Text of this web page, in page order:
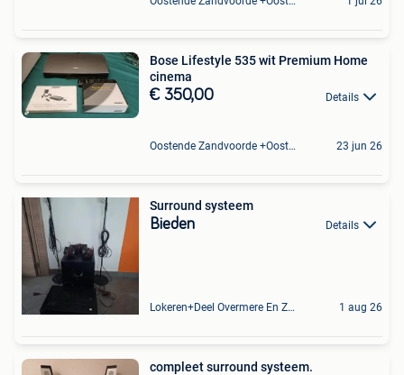
Bose Lifestyle 535 wit Premium Home
cinema
€ 350,00 Details
Oostende Zandvoorde +Oostende 23 jun 26
Surround systeem
Bieden Details
Lokeren+Deel Overmere En Zele 1 aug 26
compleet surround systeem.